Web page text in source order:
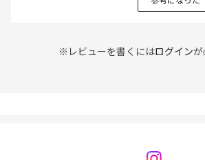
※レビューを書くにはログインが